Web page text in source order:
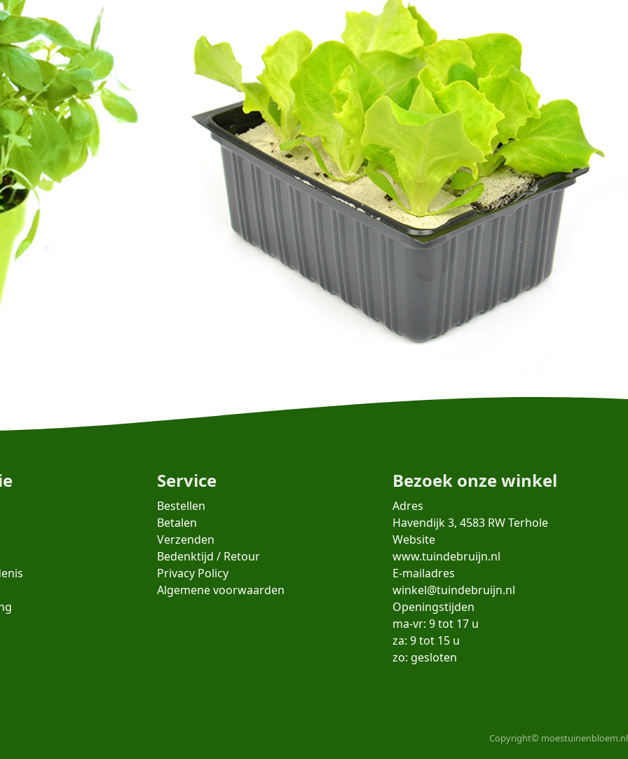
Service
Bestellen
Betalen
Verzenden
Bedenktijd / Retour
Privacy Policy
Algemene voorwaarden
Bezoek onze winkel
Adres
Havendijk 3, 4583 RW Terhole
Website
www.tuindebruijn.nl
E-mailadres
winkel@tuindebruijn.nl
Openingstijden
ma-vr: 9 tot 17 u
za: 9 tot 15 u
zo: gesloten
Copyright© moestuinenbloem.nl